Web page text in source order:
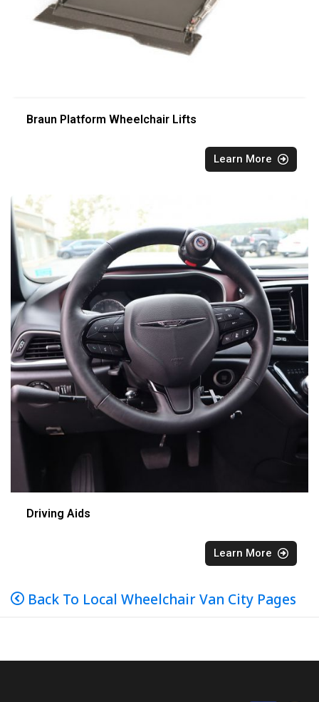
Braun Platform Wheelchair Lifts
Learn More
Driving Aids
Learn More
Back To Local Wheelchair Van City Pages